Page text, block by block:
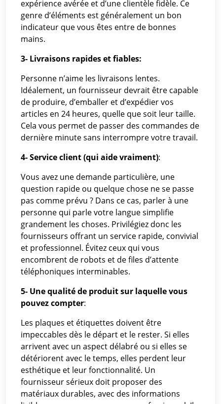
expérience avérée et d’une clientèle fidèle. Ce
genre d’éléments est généralement un bon
indicateur que vous êtes entre de bonnes
mains.
3- Livraisons rapides et fiables:
Personne n’aime les livraisons lentes.
Idéalement, un fournisseur devrait être capable
de produire, d’emballer et d’expédier vos
articles en 24 heures, quelle que soit leur taille.
Cela vous permet de passer des commandes de
dernière minute sans interrompre votre travail.
4- Service client (qui aide vraiment):
Vous avez une demande particulière, une
question rapide ou quelque chose ne se passe
pas comme prévu ? Dans ce cas, parler à une
personne qui parle votre langue simplifie
grandement les choses. Privilégiez donc les
fournisseurs offrant un service rapide, convivial
et professionnel. Évitez ceux qui vous
encombrent de robots et de files d’attente
téléphoniques interminables.
5- Une qualité de produit sur laquelle vous
pouvez compter:
Les plaques et étiquettes doivent être
impeccables dès le départ et le rester. Si elles
arrivent avec un aspect délabré ou si elles se
détériorent avec le temps, elles perdent leur
esthétique et leur fonctionnalité. Un
fournisseur sérieux doit proposer des
matériaux durables, avec des informations